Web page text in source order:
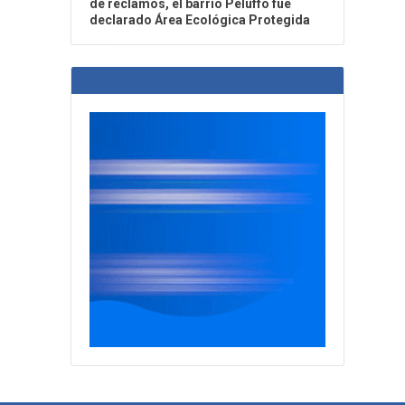
de reclamos, el barrio Peluffo fue
declarado Área Ecológica Protegida